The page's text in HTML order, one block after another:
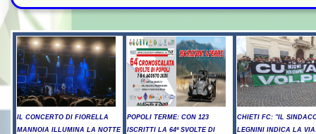
IL CONCERTO DI FIORELLA
MANNOIA ILLUMINA LA NOTTE
POPOLI TERME: CON 123
ISCRITTI LA 64ª SVOLTE DI
CHIETI FC: "IL
LEGNINI INDICA LA